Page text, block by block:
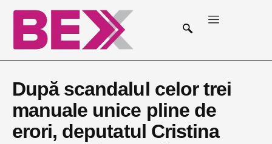
După scandalul celor trei
manuale unice pline de
erori, deputatul Cristina